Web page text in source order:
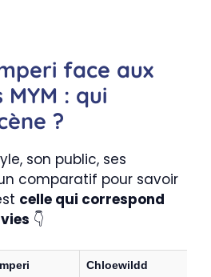
face aux
: qui
?
son public, ses
comparatif pour savoir
celle qui correspond
👇
Chloewildd